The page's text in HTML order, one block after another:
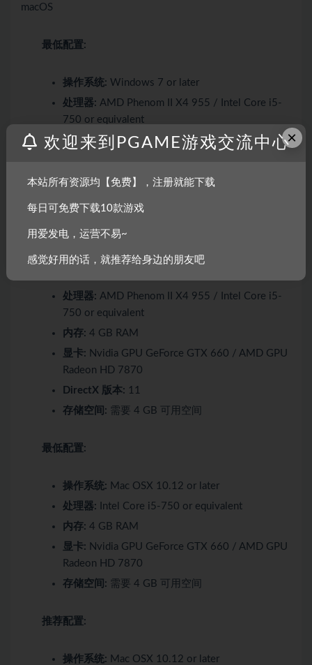
macOS
最低配置:
操作系统: Windows 7 or later
处理器: AMD Phenom II X4 955 / Intel Core i5-
750 or equivalent
内存:4 GB RAM
DirectX 版本:11
存储空间:
需要 4 GB 可用空间
推荐配置:
处理器: AMD Phenom II X4 955 / Intel Core i5-
750 or equivalent
内存: 4 GB RAM
显卡: Nvidia GPU GeForce GTX 660 / AMD GPU
Radeon HD 7870
DirectX 版本: 11
存储空间: 需要 4 GB 可用空间
最低配置:
操作系统: Mac OSX 10.12 or later
处理器: Intel Core i5-750 or equivalent
内存: 4 GB RAM
显卡: Nvidia GPU GeForce GTX 660 / AMD GPU
Radeon HD 7870
存储空间: 需要 4 GB 可用空间
推荐配置:
操作系统: Mac OSX 10.12 or later
×
欢迎来到PGAME游戏交流中心
本站所有资源均【免费】，注册就能下载
每日可免费下载10款游戏
用爱发电，运营不易~
感觉好用的话，就推荐给身边的朋友吧